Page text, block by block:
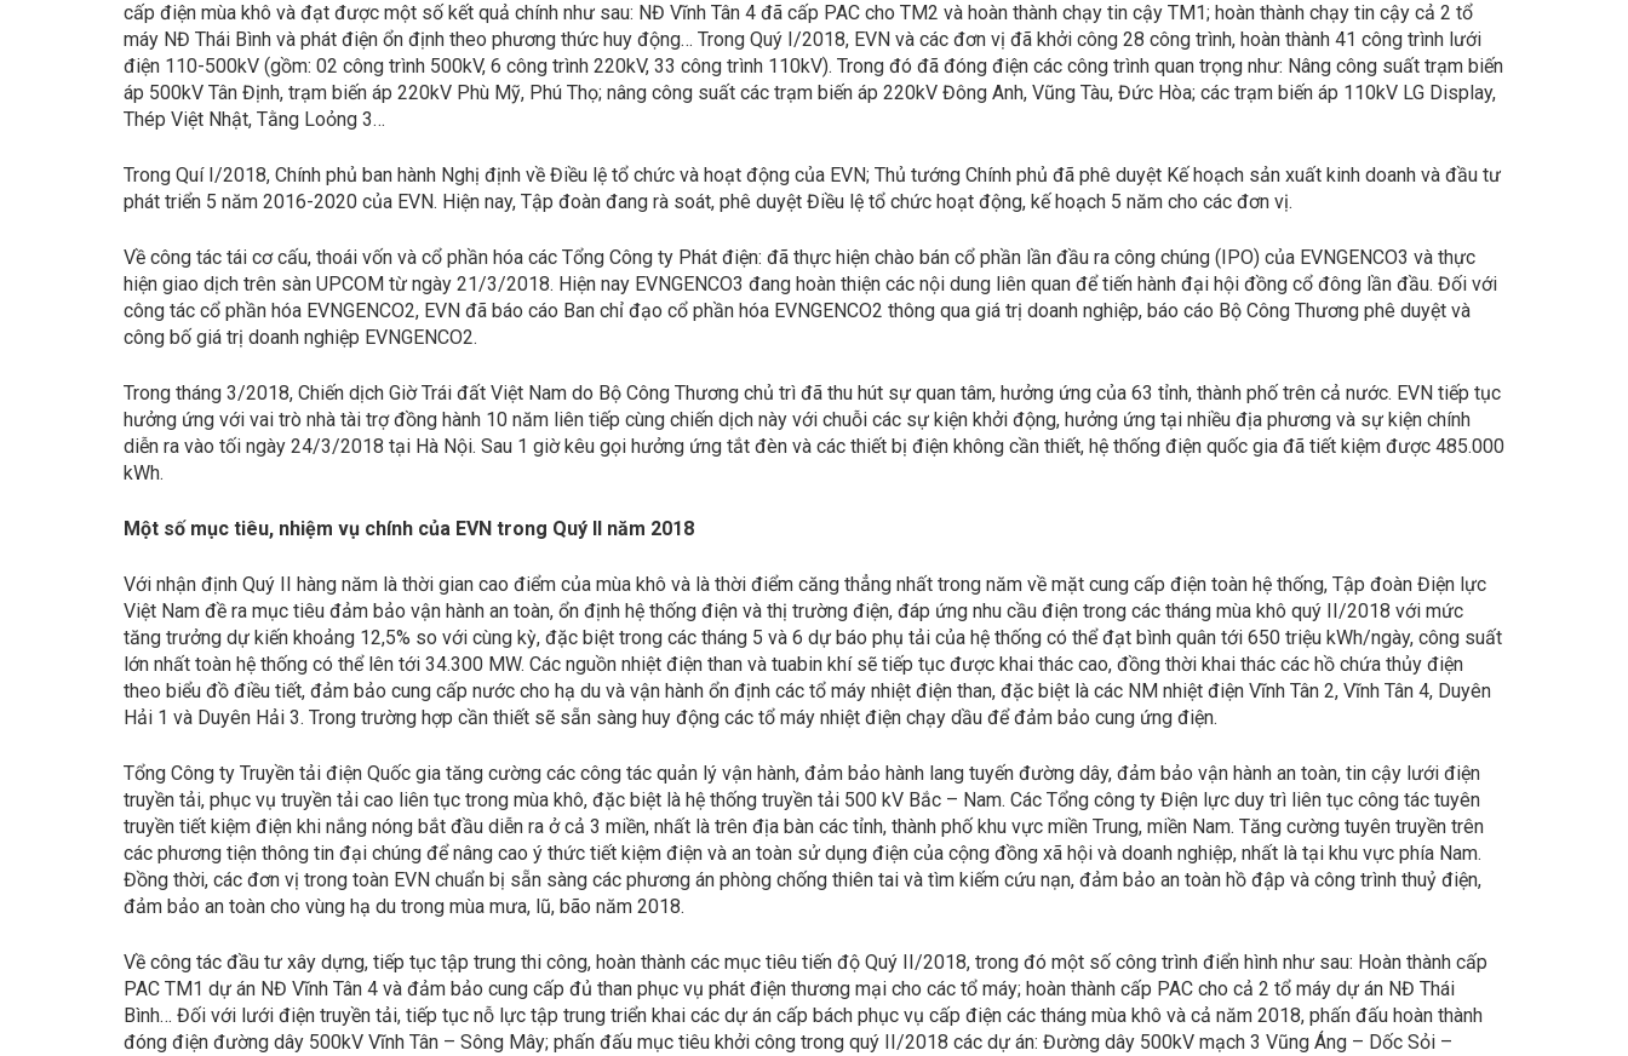
cấp điện mùa khô và đạt được một số kết quả chính như sau: NĐ Vĩnh Tân 4 đã cấp PAC cho TM2 và hoàn thành chạy tin cậy TM1; hoàn thành chạy tin cậy cả 2 tổ
máy NĐ Thái Bình và phát điện ổn định theo phương thức huy động… Trong Quý I/2018, EVN và các đơn vị đã khởi công 28 công trình, hoàn thành 41 công trình lưới
điện 110-500kV (gồm: 02 công trình 500kV, 6 công trình 220kV, 33 công trình 110kV). Trong đó đã đóng điện các công trình quan trọng như: Nâng công suất trạm biến
áp 500kV Tân Định, trạm biến áp 220kV Phù Mỹ, Phú Thọ; nâng công suất các trạm biến áp 220kV Đông Anh, Vũng Tàu, Đức Hòa; các trạm biến áp 110kV LG Display,
Thép Việt Nhật, Tằng Loỏng 3…
Trong Quí I/2018, Chính phủ ban hành Nghị định về Điều lệ tổ chức và hoạt động của EVN; Thủ tướng Chính phủ đã phê duyệt Kế hoạch sản xuất kinh doanh và đầu tư
phát triển 5 năm 2016-2020 của EVN. Hiện nay, Tập đoàn đang rà soát, phê duyệt Điều lệ tổ chức hoạt động, kế hoạch 5 năm cho các đơn vị.
Về công tác tái cơ cấu, thoái vốn và cổ phần hóa các Tổng Công ty Phát điện: đã thực hiện chào bán cổ phần lần đầu ra công chúng (IPO) của EVNGENCO3 và thực
hiện giao dịch trên sàn UPCOM từ ngày 21/3/2018. Hiện nay EVNGENCO3 đang hoàn thiện các nội dung liên quan để tiến hành đại hội đồng cổ đông lần đầu. Đối với
công tác cổ phần hóa EVNGENCO2, EVN đã báo cáo Ban chỉ đạo cổ phần hóa EVNGENCO2 thông qua giá trị doanh nghiệp, báo cáo Bộ Công Thương phê duyệt và
công bố giá trị doanh nghiệp EVNGENCO2.
Trong tháng 3/2018, Chiến dịch Giờ Trái đất Việt Nam do Bộ Công Thương chủ trì đã thu hút sự quan tâm, hưởng ứng của 63 tỉnh, thành phố trên cả nước. EVN tiếp tục
hưởng ứng với vai trò nhà tài trợ đồng hành 10 năm liên tiếp cùng chiến dịch này với chuỗi các sự kiện khởi động, hưởng ứng tại nhiều địa phương và sự kiện chính
diễn ra vào tối ngày 24/3/2018 tại Hà Nội. Sau 1 giờ kêu gọi hưởng ứng tắt đèn và các thiết bị điện không cần thiết, hệ thống điện quốc gia đã tiết kiệm được 485.000
kWh.
Một số mục tiêu, nhiệm vụ chính của EVN trong Quý II năm 2018
Với nhận định Quý II hàng năm là thời gian cao điểm của mùa khô và là thời điểm căng thẳng nhất trong năm về mặt cung cấp điện toàn hệ thống, Tập đoàn Điện lực
Việt Nam đề ra mục tiêu đảm bảo vận hành an toàn, ổn định hệ thống điện và thị trường điện, đáp ứng nhu cầu điện trong các tháng mùa khô quý II/2018 với mức
tăng trưởng dự kiến khoảng 12,5% so với cùng kỳ, đặc biệt trong các tháng 5 và 6 dự báo phụ tải của hệ thống có thể đạt bình quân tới 650 triệu kWh/ngày, công suất
lớn nhất toàn hệ thống có thể lên tới 34.300 MW. Các nguồn nhiệt điện than và tuabin khí sẽ tiếp tục được khai thác cao, đồng thời khai thác các hồ chứa thủy điện
theo biểu đồ điều tiết, đảm bảo cung cấp nước cho hạ du và vận hành ổn định các tổ máy nhiệt điện than, đặc biệt là các NM nhiệt điện Vĩnh Tân 2, Vĩnh Tân 4, Duyên
Hải 1 và Duyên Hải 3. Trong trường hợp cần thiết sẽ sẵn sàng huy động các tổ máy nhiệt điện chạy dầu để đảm bảo cung ứng điện.
Tổng Công ty Truyền tải điện Quốc gia tăng cường các công tác quản lý vận hành, đảm bảo hành lang tuyến đường dây, đảm bảo vận hành an toàn, tin cậy lưới điện
truyền tải, phục vụ truyền tải cao liên tục trong mùa khô, đặc biệt là hệ thống truyền tải 500 kV Bắc – Nam. Các Tổng công ty Điện lực duy trì liên tục công tác tuyên
truyền tiết kiệm điện khi nắng nóng bắt đầu diễn ra ở cả 3 miền, nhất là trên địa bàn các tỉnh, thành phố khu vực miền Trung, miền Nam. Tăng cường tuyên truyền trên
các phương tiện thông tin đại chúng để nâng cao ý thức tiết kiệm điện và an toàn sử dụng điện của cộng đồng xã hội và doanh nghiệp, nhất là tại khu vực phía Nam.
Đồng thời, các đơn vị trong toàn EVN chuẩn bị sẵn sàng các phương án phòng chống thiên tai và tìm kiếm cứu nạn, đảm bảo an toàn hồ đập và công trình thuỷ điện,
đảm bảo an toàn cho vùng hạ du trong mùa mưa, lũ, bão năm 2018.
Về công tác đầu tư xây dựng, tiếp tục tập trung thi công, hoàn thành các mục tiêu tiến độ Quý II/2018, trong đó một số công trình điển hình như sau: Hoàn thành cấp
PAC TM1 dự án NĐ Vĩnh Tân 4 và đảm bảo cung cấp đủ than phục vụ phát điện thương mại cho các tổ máy; hoàn thành cấp PAC cho cả 2 tổ máy dự án NĐ Thái
Bình… Đối với lưới điện truyền tải, tiếp tục nỗ lực tập trung triển khai các dự án cấp bách phục vụ cấp điện các tháng mùa khô và cả năm 2018, phấn đấu hoàn thành
đóng điện đường dây 500kV Vĩnh Tân – Sông Mây; phấn đấu mục tiêu khởi công trong quý II/2018 các dự án: Đường dây 500kV mạch 3 Vũng Áng – Dốc Sỏi –